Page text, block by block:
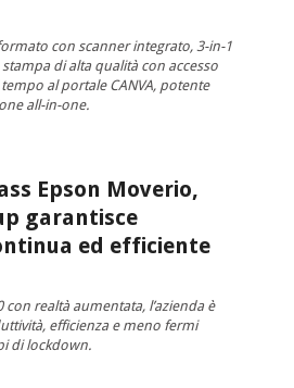
con scanner integrato, 3-in-1
di alta qualità con accesso
al portale CANVA, potente
all-in-one.
Epson Moverio,
garantisce
ed efficiente
con realtà aumentata, l’azienda è
efficienza e meno fermi
di lockdown.